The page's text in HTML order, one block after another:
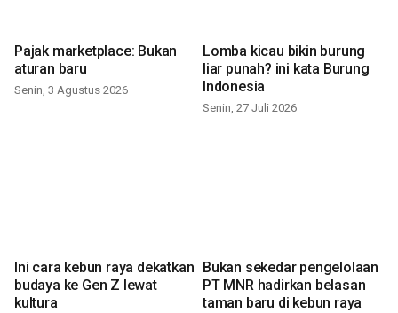
Pajak marketplace: Bukan
aturan baru
Senin, 3 Agustus 2026
Lomba kicau bikin burung
liar punah? ini kata Burung
Indonesia
Senin, 27 Juli 2026
Ini cara kebun raya dekatkan
budaya ke Gen Z lewat
kultura
Bukan sekedar pengelolaan
PT MNR hadirkan belasan
taman baru di kebun raya